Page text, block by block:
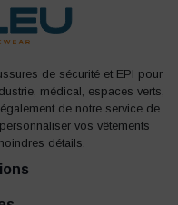
individuelle
VISIBILITÉ
de sécurité et EPI pour
médical, espaces verts,
de notre service de
vos vêtements
détails.